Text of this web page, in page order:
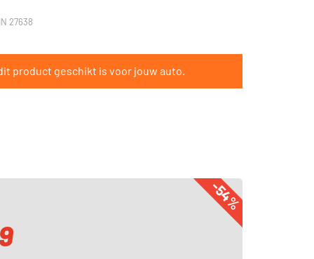
27638
product geschikt is voor jouw auto.
-54%